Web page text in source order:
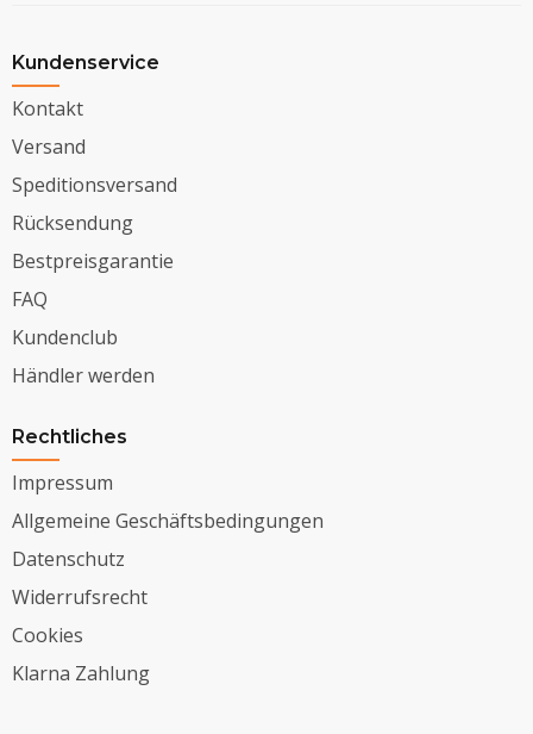
Kundenservice
Kontakt
Versand
Speditionsversand
Rücksendung
Bestpreisgarantie
FAQ
Kundenclub
Händler werden
Rechtliches
Impressum
Allgemeine Geschäftsbedingungen
Datenschutz
Widerrufsrecht
Cookies
Klarna Zahlung